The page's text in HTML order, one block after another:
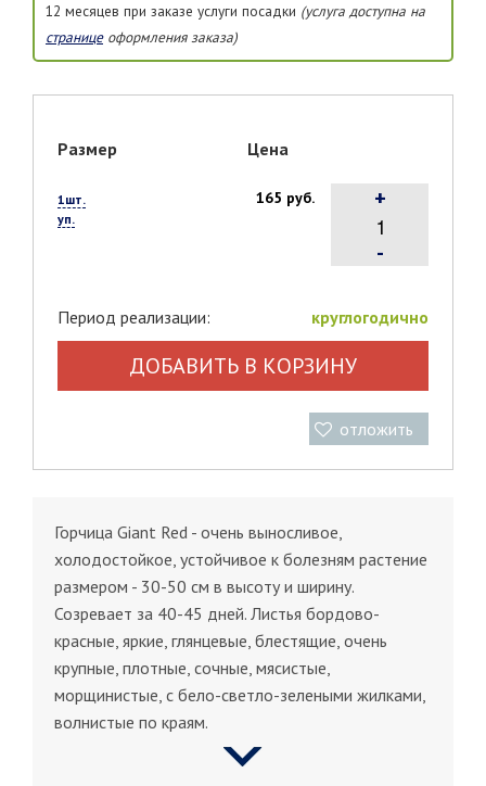
12 месяцев при заказе услуги посадки (услуга доступна на
страницеоформления заказа)
Размер Цена
1шт.
уп.
165 руб.
-
+
Период реализации: круглогодично
ДОБАВИТЬ В КОРЗИНУ
отложить
Горчица Giant Red - очень выносливое,
холодостойкое, устойчивое к болезням растение
размером - 30-50 см в высоту и ширину.
Созревает за 40-45 дней. Листья бордово-
красные, яркие, глянцевые, блестящие, очень
крупные, плотные, сочные, мясистые,
морщинистые, с бело-светло-зелеными жилками,
волнистые по краям.